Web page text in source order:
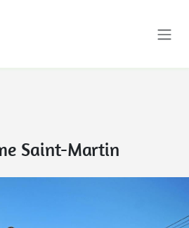
Saint-Martin